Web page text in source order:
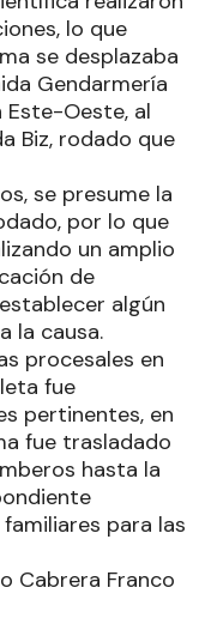
lo que
se desplazaba
Gendarmería
Este-Oeste, al
Biz, rodado que
se presume la
por lo que
un amplio
de
algún
la causa.
procesales en
fue
pertinentes, en
fue trasladado
hasta la
para las
Cabrera Franco